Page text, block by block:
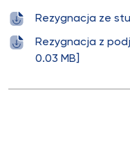
Rezygnacja ze
Rezygnacja z
0.03 MB]